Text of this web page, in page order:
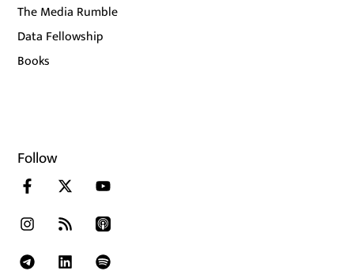
The Media Rumble
Data Fellowship
Books
Follow